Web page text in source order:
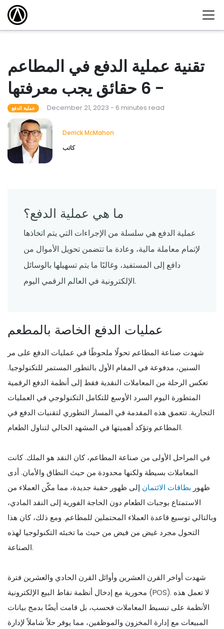
تقنية عملية الدفع في المطاعم
- 6 حقائق يجب معرفتها
عملية الدفع December 21, 2023 - 6 minutes read
Derrick McMahon
كاتب
ما هي عملية الدفع؟
عملية الدفع هي سلسلة من الإجراءات التي يتم اتخاذها
لإتمام معاملة مالية، وعادة ما تتضمن تحويل الأموال من
دافع إلى المستفيد، وغالبًا ما يتم تسهيلها بالوسائل
الإلكترونية في العالم الرقمي اليوم.
عمليات الدفع الخاصة بالمطعم
شهدت صناعة المطاعم تحولًا ملحوظًا في عمليات الدفع على مر
السنين، مدفوعة في المقام الأول بالتطور المستمر للتكنولوجيا.
تعكس الرحلة من المعاملات النقدية فقط إلى أنظمة الدفع الرقمية
المتطورة اليوم السرد الأوسع للتكامل التكنولوجي في العمليات
التجارية. تتعمق هذه المقدمة في المسار التطوري لتقنيات الدفع في
المطاعم وتؤكد أهميتها في المشهد الحالي لتناول الطعام.
في المراحل الأولى من صناعة المطاعم، كان النقد هو الملك. كانت
المعاملات بسيطة ولكنها محدودة من حيث النطاق والأمان. أدى
ظهور بطاقات الائتمان إلى ظهور حقبة جديدة، مما مكّن العملاء من
الاستمتاع بوجبات الطعام دون الحاجة الفورية إلى النقد المادي،
وبالتالي توسيع قاعدة العملاء المحتملين للمطاعم. ومع ذلك، كان هذا
التحول مجرد غيض من فيض من حيث ما تخبئه التكنولوجيا لهذه
الصناعة.
شهدت أواخر القرن العشرين وأوائل القرن الحادي والعشرين فترة
محورية مع إدخال أنظمة نقاط البيع الإلكترونية (POS). لا تعمل هذه
الأنظمة على تبسيط المعاملات فحسب، بل قامت أيضًا بدمج بيانات
المبيعات مع إدارة المخزون والموظفين، مما يوفر حلاً شاملاً لإدارة